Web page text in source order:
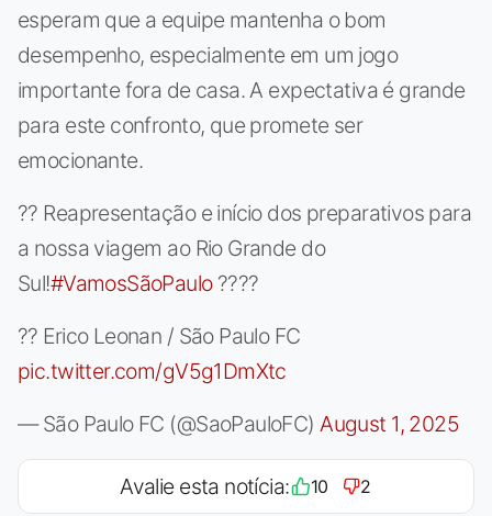
esperam que a equipe mantenha o bom
desempenho, especialmente em um jogo
importante fora de casa. A expectativa é grande
para este confronto, que promete ser
emocionante.
?? Reapresentação e início dos preparativos para
a nossa viagem ao Rio Grande do
Sul!#VamosSãoPaulo????
?? Erico Leonan / São Paulo FC
pic.twitter.com/gV5g1DmXtc
— São Paulo FC (@SaoPauloFC)August 1, 2025
Avalie esta notícia: 10 2